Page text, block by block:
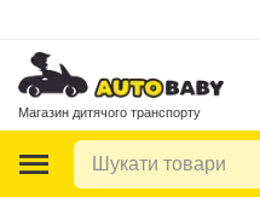
Магазин дитячого транспорту